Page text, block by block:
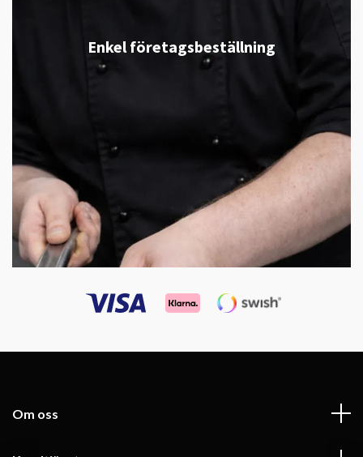
Enkel företagsbeställning
Om oss